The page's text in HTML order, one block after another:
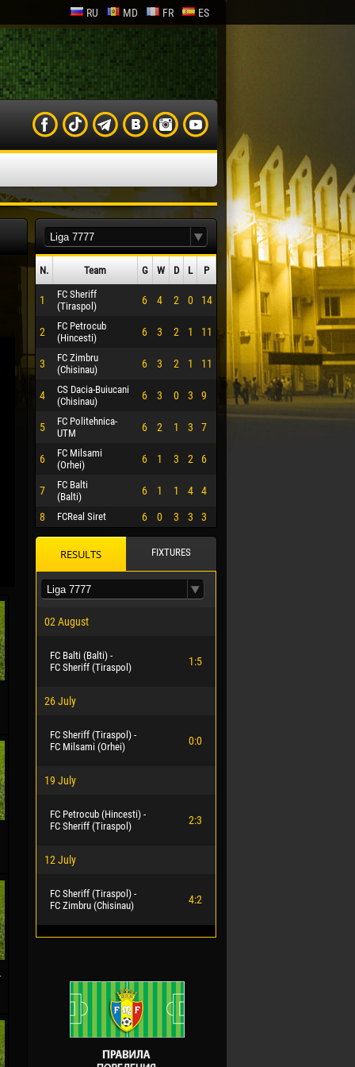
RU MD FR ES
N. Team G W D L P
1
FC Sheriff
(Tiraspol)
6 4 2 0 14
2
FC Petrocub
(Hincesti)
6 3 2 1 11
3
FC Zimbru
(Chisinau)
6 3 2 1 11
4
CS Dacia-Buiucani
(Chisinau)
6 3 0 3 9
5
FC Politehnica-
UTM
6 2 1 3 7
6
FC Milsami
(Orhei)
6 1 3 2 6
7
FC Balti
(Balti)
6 1 1 4 4
8 FCReal Siret 6 0 3 3 3
RESULTS FIXTURES
02 August
FC Balti (Balti) -
FC Sheriff (Tiraspol)
1:5
26 July
FC Sheriff (Tiraspol) -
FC Milsami (Orhei)
0:0
19 July
FC Petrocub (Hincesti) -
FC Sheriff (Tiraspol)
2:3
12 July
FC Sheriff (Tiraspol) -
FC Zimbru (Chisinau)
4:2